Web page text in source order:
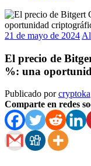
21 de mayo de 2024
El precio de
%: una
Publicado porcryptoka
Comparte en redes